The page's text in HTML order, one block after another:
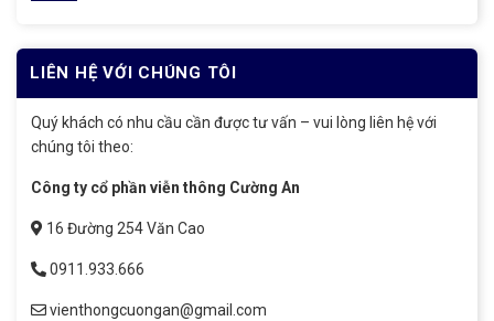
LIÊN HỆ VỚI CHÚNG TÔI
Quý khách có nhu cầu cần được tư vấn – vui lòng liên hệ với
chúng tôi theo:
Công ty cổ phần viễn thông Cường An
16 Đường 254 Văn Cao
0911.933.666
vienthongcuongan@gmail.com